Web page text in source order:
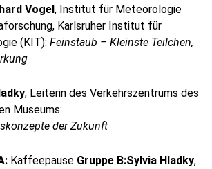
Vogel, Institut für Meteorologie
Karlsruher Institut für
(KIT): Feinstaub – Kleinste Teilchen,
, Leiterin des Verkehrszentrums des
Museums:
der Zukunft
Kaffeepause Gruppe B:Sylvia Hladky,